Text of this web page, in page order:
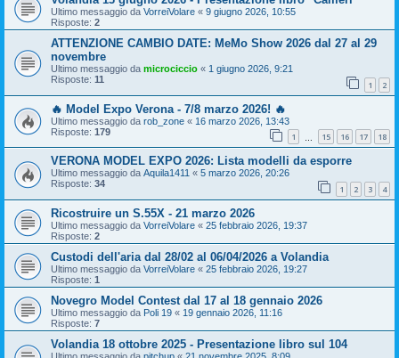
Ultimo messaggio da VorreiVolare « 9 giugno 2026, 10:55
Risposte: 2
ATTENZIONE CAMBIO DATE: MeMo Show 2026 dal 27 al 29
novembre
Ultimo messaggio da microciccio « 1 giugno 2026, 9:21
Risposte: 11 1 2
🔥 Model Expo Verona - 7/8 marzo 2026! 🔥
Ultimo messaggio da rob_zone « 16 marzo 2026, 13:43
Risposte: 179 1 15 16 17 18
VERONA MODEL EXPO 2026: Lista modelli da esporre
Ultimo messaggio da Aquila1411 « 5 marzo 2026, 20:26
Risposte: 34 1 2 3 4
Ricostruire un S.55X - 21 marzo 2026
Ultimo messaggio da VorreiVolare « 25 febbraio 2026, 19:37
Risposte: 2
Custodi dell'aria dal 28/02 al 06/04/2026 a Volandia
Ultimo messaggio da VorreiVolare « 25 febbraio 2026, 19:27
Risposte: 1
Novegro Model Contest dal 17 al 18 gennaio 2026
Ultimo messaggio da Poli 19 « 19 gennaio 2026, 11:16
Risposte: 7
Volandia 18 ottobre 2025 - Presentazione libro sul 104